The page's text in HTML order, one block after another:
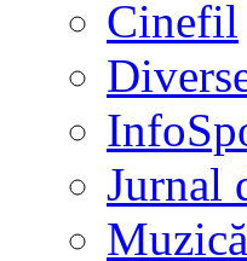
Cinefil
Jurnal
Muzică